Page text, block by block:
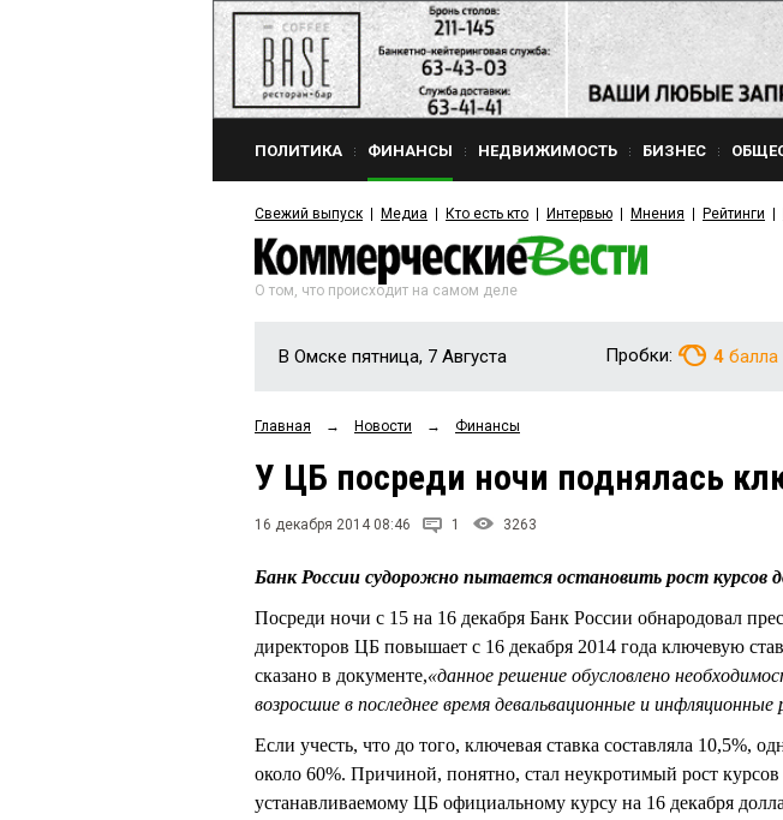
ПОЛИТИКА ФИНАНСЫ НЕДВИЖИМОСТЬ БИЗНЕС
Свежий выпуск Медиа Кто есть кто Интервью Мнения Рейтинги
О том, что происходит на самом деле
В Омске пятница, 7 Августа Пробки: 4 балла
Главная → Новости → Финансы
У ЦБ посреди ночи поднялась
16 декабря 2014 08:46 1 3263
Банк России судорожно пытается остановить рост курсов
Посреди ночи с 15 на 16 декабря Банк России обнародовал
директоров ЦБ повышает с 16 декабря 2014 года ключевую
сказано в документе,«данное решение обусловлено
возросшие в последнее время девальвационные и инфляционные
Если учесть, что до того, ключевая ставка составляла 10,5%,
около 60%. Причиной, понятно, стал неукротимый рост
устанавливаемому ЦБ официальному курсу на 16 декабря